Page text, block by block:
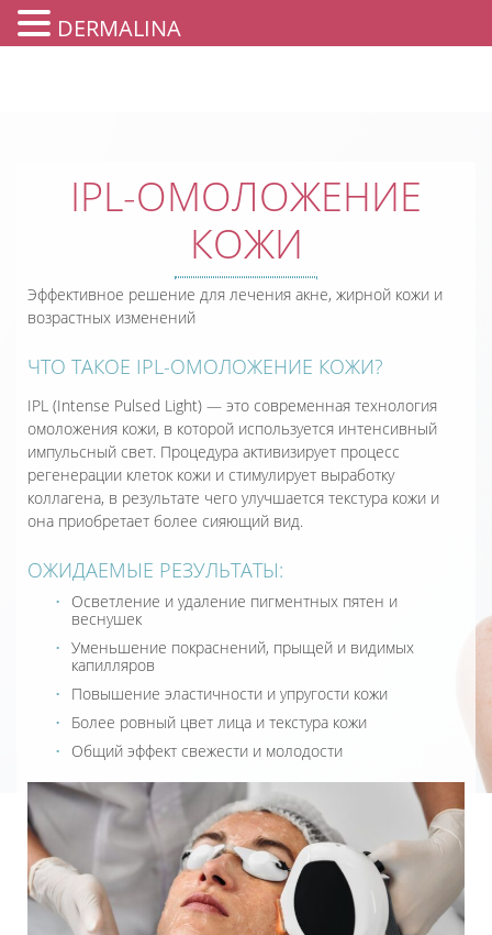
DERMALINA
IPL-ОМОЛОЖЕНИЕ
КОЖИ
Эффективное решение для лечения акне, жирной кожи и
возрастных изменений
ЧТО ТАКОЕ IPL-ОМОЛОЖЕНИЕ КОЖИ?
IPL (Intense Pulsed Light) — это современная технология
омоложения кожи, в которой используется интенсивный
импульсный свет. Процедура активизирует процесс
регенерации клеток кожи и стимулирует выработку
коллагена, в результате чего улучшается текстура кожи и
она приобретает более сияющий вид.
ОЖИДАЕМЫЕ РЕЗУЛЬТАТЫ:
Осветление и удаление пигментных пятен и
веснушек
Уменьшение покраснений, прыщей и видимых
капилляров
Повышение эластичности и упругости кожи
Более ровный цвет лица и текстура кожи
Общий эффект свежести и молодости